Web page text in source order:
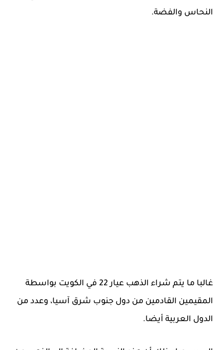
النحاس والفضة.
غالبا ما يتم شراء الذهب عيار 22 في الكويت بواسطة
المقيمين القادمين من دول جنوب شرق آسيا، وعدد من
الدول العربية أيضا.